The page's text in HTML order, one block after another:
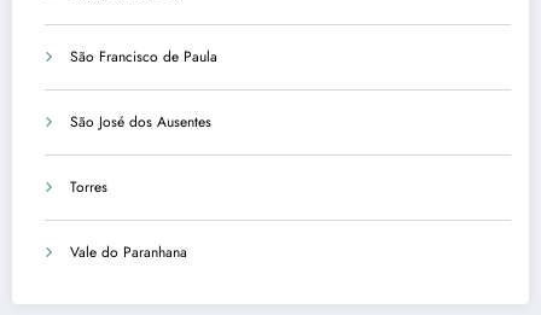
São Francisco de Paula
São José dos Ausentes
Torres
Vale do Paranhana